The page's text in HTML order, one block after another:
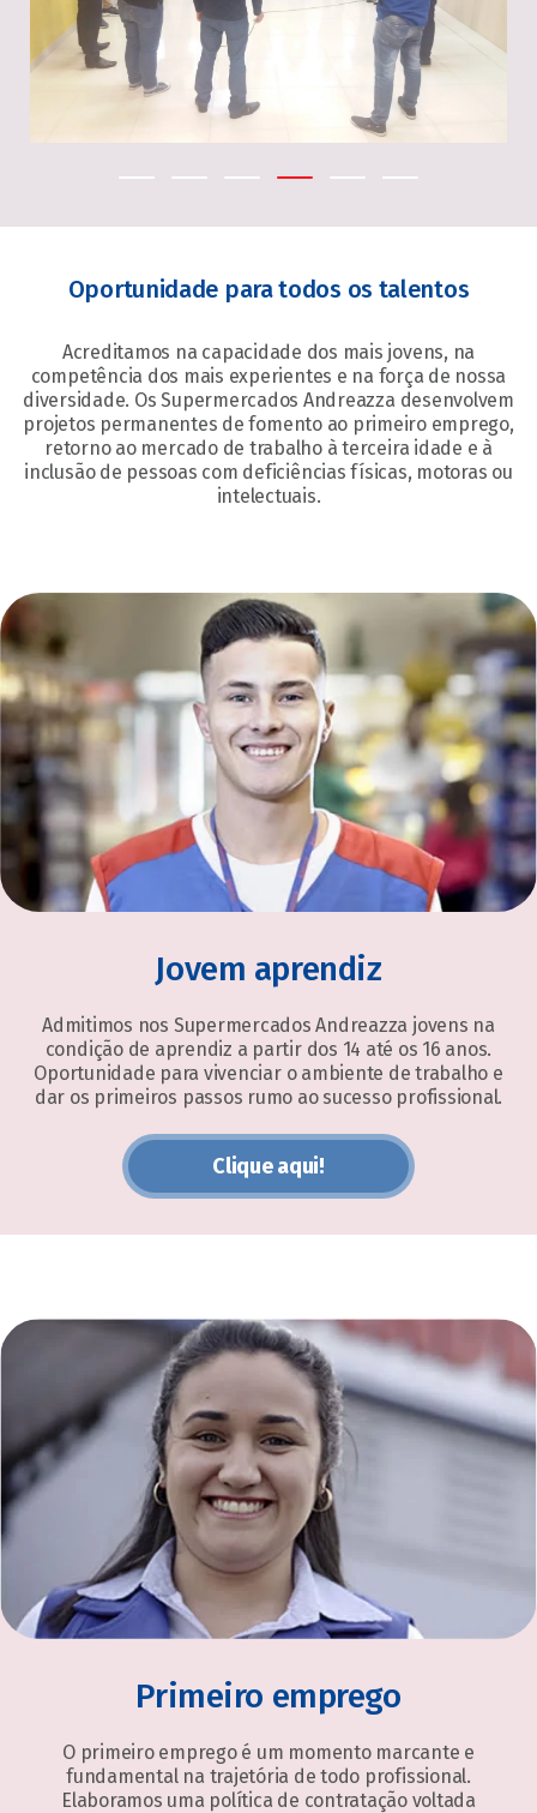
Oportunidade para todos os talentos
Acreditamos na capacidade dos mais jovens, na
competência dos mais experientes e na força de nossa
diversidade. Os Supermercados Andreazza desenvolvem
projetos permanentes de fomento ao primeiro emprego,
retorno ao mercado de trabalho à terceira idade e à
inclusão de pessoas com deficiências físicas, motoras ou
intelectuais.
Jovem aprendiz
Admitimos nos Supermercados Andreazza jovens na
condição de aprendiz a partir dos 14 até os 16 anos.
Oportunidade para vivenciar o ambiente de trabalho e
dar os primeiros passos rumo ao sucesso profissional.
Clique aqui!
Primeiro emprego
O primeiro emprego é um momento marcante e
fundamental na trajetória de todo profissional.
Elaboramos uma política de contratação voltada